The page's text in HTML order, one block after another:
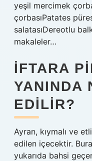
yeşil mercimek
çorbasıPatates
salatasıDereotlu
makaleler…
İFTARA
YANINDA
EDILIR?
Ayran, kıymalı ve
edilen içecektir.
yukarıda bahsi